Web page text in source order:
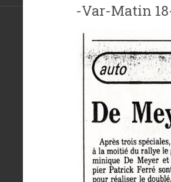
-Var-Matin